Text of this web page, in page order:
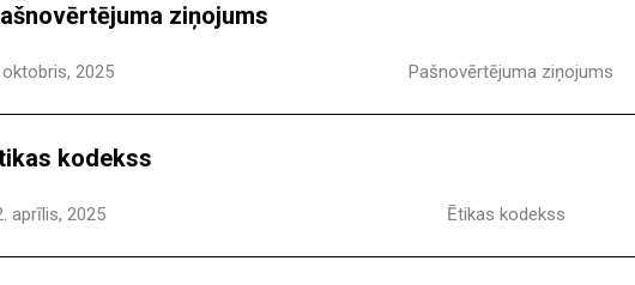
ziņojums
oktobris, 2025 Pašnovērtējuma ziņojums
kodekss
aprīlis, 2025 Ētikas kodekss